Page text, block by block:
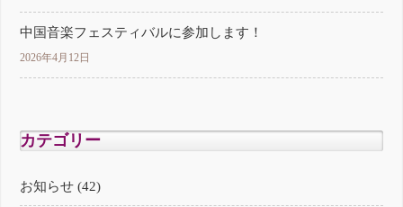
中国音楽フェスティバルに参加します！
2026年4月12日
カテゴリー
お知らせ (42)